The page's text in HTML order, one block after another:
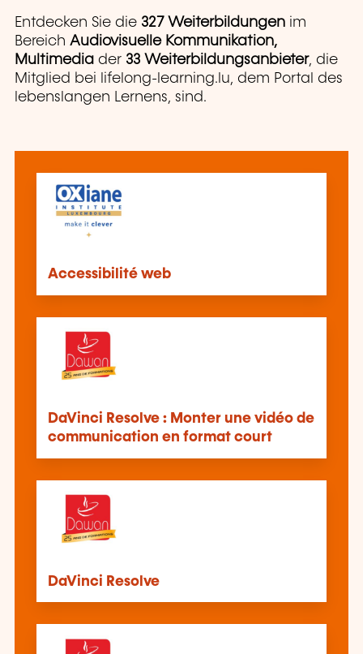
Entdecken Sie die 327 Weiterbildungen im
Bereich Audiovisuelle Kommunikation,
Multimedia der 33 Weiterbildungsanbieter, die
Mitglied bei lifelong-learning.lu, dem Portal des
lebenslangen Lernens, sind.
Accessibilité web
DaVinci Resolve : Monter une vidéo de
communication en format court
DaVinci Resolve